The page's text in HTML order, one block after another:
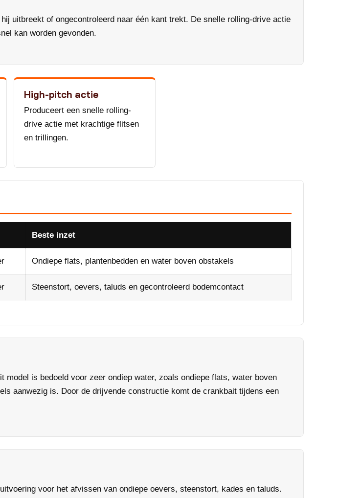
uitbreekt of ongecontroleerd naar één kant trekt. De snelle rolling-drive actie
kan worden gevonden.
High-pitch actie
Produceert een snelle rolling-
drive actie met krachtige flitsen
en trillingen.
Beste inzet
Ondiepe flats, plantenbedden en water boven obstakels
Steenstort, oevers, taluds en gecontroleerd bodemcontact
is bedoeld voor zeer ondiep water, zoals ondiepe flats, water boven
aanwezig is. Door de drijvende constructie komt de crankbait tijdens een
voor het afvissen van ondiepe oevers, steenstort, kades en taluds.